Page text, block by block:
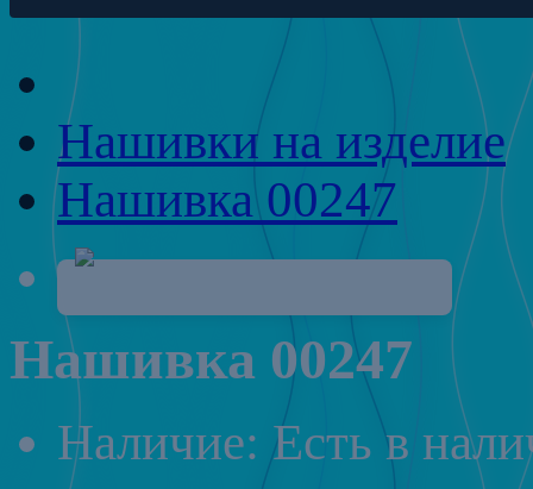
Нашивки на изделие
Нашивка 00247
Нашивка 00247
Наличие: Есть в